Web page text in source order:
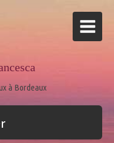
à Bordeaux